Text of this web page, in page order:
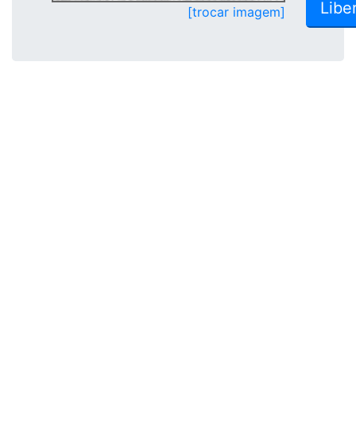
[trocar imagem]